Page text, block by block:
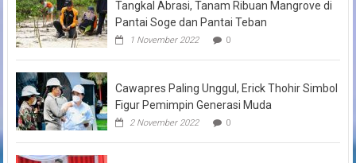
Tangkal Abrasi, Tanam Ribuan Mangrove di
Pantai Soge dan Pantai Teban
1 November 2022 0
Cawapres Paling Unggul, Erick Thohir Simbol
Figur Pemimpin Generasi Muda
2 November 2022 0